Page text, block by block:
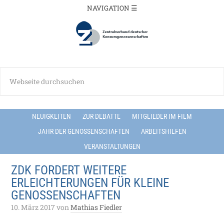
NEUIGKEITEN ZUR DEBATTE
MITGLIEDER IM FILM
JAHR DER GENOSSENSCHAFTEN
ARBEITSHILFEN
VERANSTALTUNGEN
ZDK FORDERT WEITERE
ERLEICHTERUNGEN FÜR KLEINE
GENOSSENSCHAFTEN
10. März 2017vonMathias Fiedler